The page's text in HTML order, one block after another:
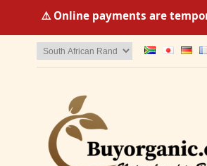
⚠️ Online payments are